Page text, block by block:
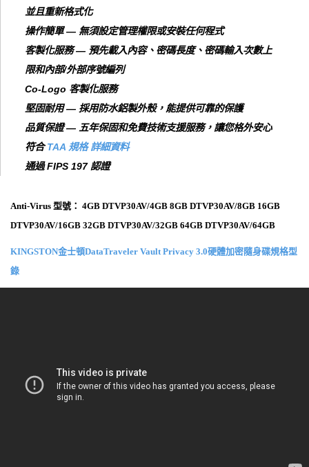
並且重新格式化
操作簡單 — 無須設定管理權限或安裝任何程式
客製化服務 — 預先載入內容、密碼長度、密碼輸入次數上
限和內部/外部序號編列
Co-Logo 客製化服務
堅固耐用 — 採用防水鋁製外殼，能提供可靠的保護
品質保證 — 五年保固和免費技術支援服務，讓您格外安心
符合TAA 規格 詳細資料
通過 FIPS 197 認證
Anti-Virus 型號： 4GB DTVP30AV/4GB 8GB DTVP30AV/8GB 16GB
DTVP30AV/16GB 32GB DTVP30AV/32GB 64GB DTVP30AV/64GB
KINGSTON金士頓DataTraveler Vault Privacy 3.0硬體加密隨身碟規格型
錄